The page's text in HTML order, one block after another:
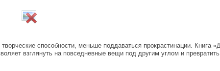
способности, меньше поддаваться прокрастинации. Книга
взглянуть на повседневные вещи под другим углом и